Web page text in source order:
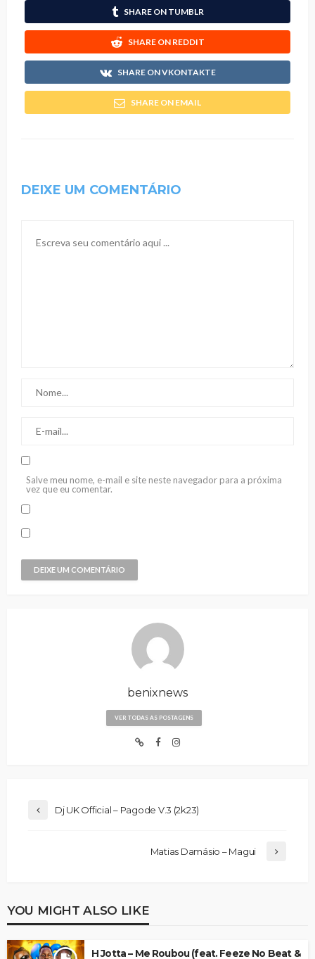
SHARE ON TUMBLR
SHARE ON REDDIT
SHARE ON VKONTAKTE
SHARE ON EMAIL
DEIXE UM COMENTÁRIO
Salve meu nome, e-mail e site neste navegador para a próxima
vez que eu comentar.
benixnews
VER TODAS AS POSTAGENS
Dj UK Official – Pagode V.3 (2k23)
Matias Damásio – Magui
YOU MIGHT ALSO LIKE
H Jotta – Me Roubou (feat. Feeze No Beat &